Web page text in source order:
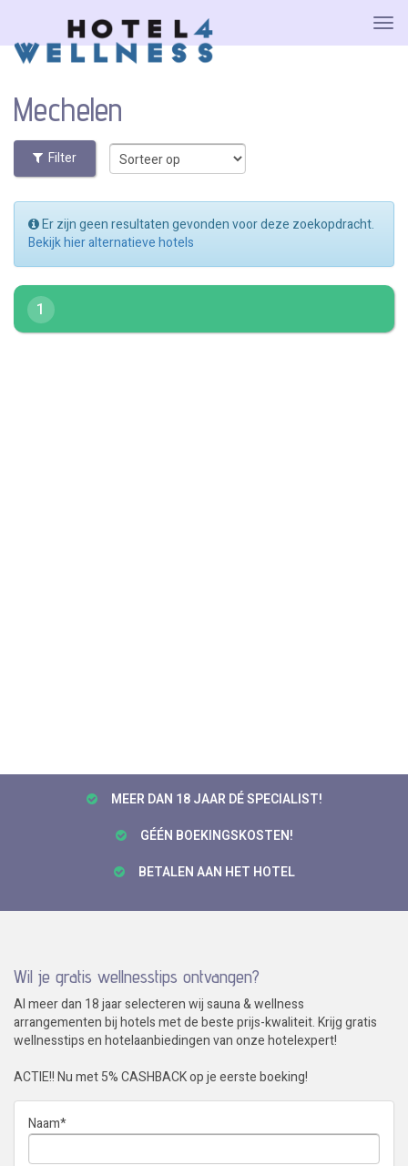
Mechelen
Filter
Er zijn geen resultaten gevonden voor deze zoekopdracht.
Bekijk hier alternatieve hotels
1
MEER DAN 18 JAAR DÉ SPECIALIST!
GÉÉN BOEKINGSKOSTEN!
BETALEN AAN HET HOTEL
Wil je gratis wellnesstips ontvangen?
Al meer dan 18 jaar selecteren wij sauna & wellness
arrangementen bij hotels met de beste prijs-kwaliteit. Krijg gratis
wellnesstips en hotelaanbiedingen van onze hotelexpert!
ACTIE!! Nu met 5% CASHBACK op je eerste boeking!
Naam*